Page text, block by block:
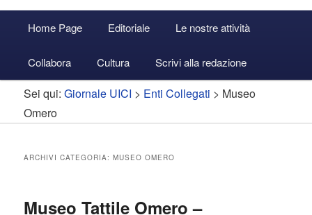
principale
Vai
al
contenuto
Vai
al
contenuto
Accedi
Home Page Editoriale Le nostre attività
Collabora Cultura Scrivi alla redazione
Sei qui:Giornale UICI > Enti Collegati > Museo
Omero
ARCHIVI CATEGORIA:MUSEO OMERO
Museo Tattile Omero –